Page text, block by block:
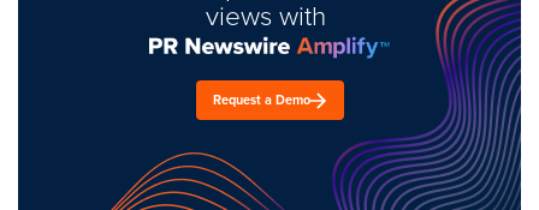
views with
Request a Demo